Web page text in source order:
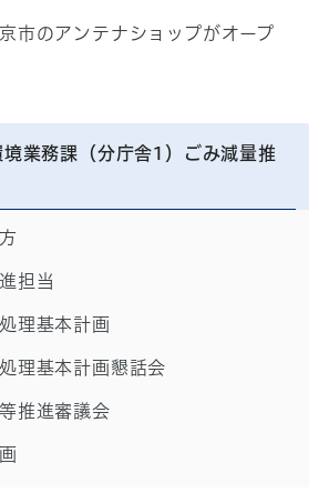
市のアンテナショップがオープ
業務課（分庁舎1）ごみ減量推
担当
理基本計画
理基本計画懇話会
推進審議会